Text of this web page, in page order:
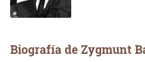
Biografía de Zygmunt